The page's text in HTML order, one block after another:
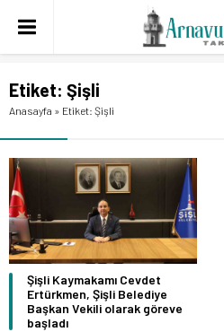
Etiket: Şişli
Anasayfa » Etiket: Şişli
Şişli Kaymakamı Cevdet
Ertürkmen, Şişli Belediye
Başkan Vekili olarak göreve
başladı